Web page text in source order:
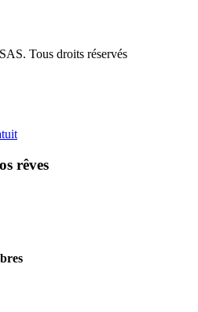
Tous droits réservés
rêves